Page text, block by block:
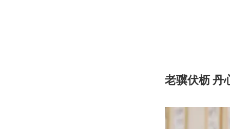
老骥伏枥 丹